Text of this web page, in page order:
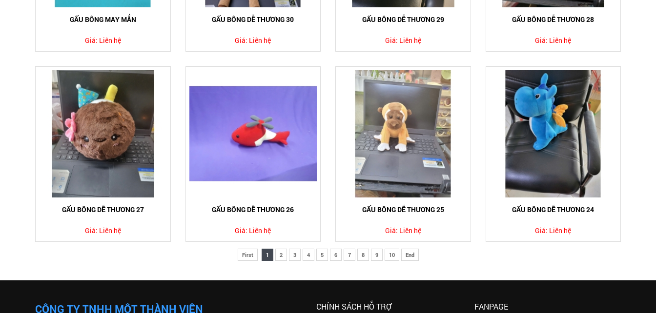
GẤU BÔNG MAY MẮN
Giá: Liên hệ
GẤU BÔNG DỄ THƯƠNG 30
Giá: Liên hệ
GẤU BÔNG DỄ THƯƠNG 29
Giá: Liên hệ
GẤU BÔNG DỄ THƯƠNG 28
Giá: Liên hệ
GẤU BÔNG DỄ THƯƠNG 27
Giá: Liên hệ
GẤU BÔNG DỄ THƯƠNG 26
Giá: Liên hệ
GẤU BÔNG DỄ THƯƠNG 25
Giá: Liên hệ
GẤU BÔNG DỄ THƯƠNG 24
Giá: Liên hệ
First 1 2 3 4 5 6 7 8 9 10 End
CÔNG TY TNHH MỘT THÀNH VIÊN
CHÍNH SÁCH HỖ TRỢ FANPAGE